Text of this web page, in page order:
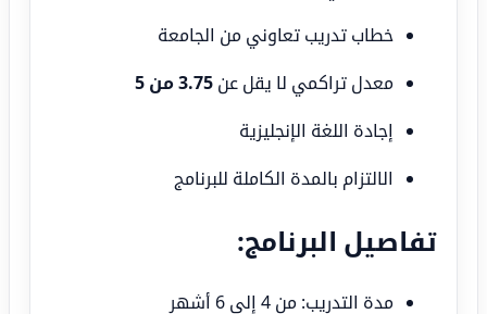
خطاب تدريب تعاوني من الجامعة
معدل تراكمي لا يقل عن 3.75 من 5
إجادة اللغة الإنجليزية
الالتزام بالمدة الكاملة للبرنامج
تفاصيل البرنامج:
مدة التدريب: من 4 إلى 6 أشهر